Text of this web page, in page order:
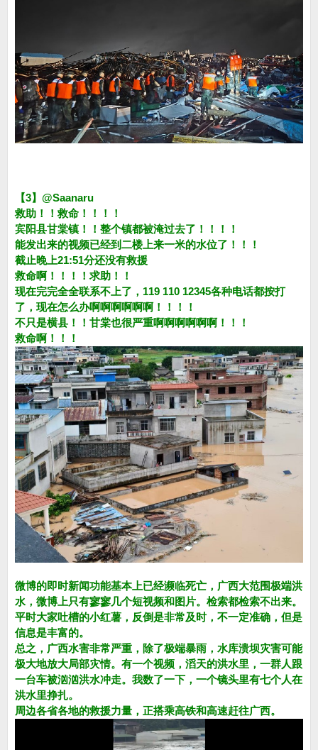
【3】@Saanaru
救助！！救命！！！！
宾阳县甘棠镇！！整个镇都被淹过去了！！！！
能发出来的视频已经到二楼上来一米的水位了！！！
截止晚上21:51分还没有救援
救命啊！！！！求助！！
现在完完全全联系不上了，119 110 12345各种电话都按打
了，现在怎么办啊啊啊啊啊啊！！！！
不只是横县！！甘棠也很严重啊啊啊啊啊啊！！！
救命啊！！！
微博的即时新闻功能基本上已经濒临死亡，广西大范围极端洪
水，微博上只有寥寥几个短视频和图片。检索都检索不出来。
平时大家吐槽的小红薯，反倒是非常及时，不一定准确，但是
信息是丰富的。
总之，广西水害非常严重，除了极端暴雨，水库溃坝灾害可能
极大地放大局部灾情。有一个视频，滔天的洪水里，一群人跟
一台车被汹汹洪水冲走。我数了一下，一个镜头里有七个人在
洪水里挣扎。
周边各省各地的救援力量，正搭乘高铁和高速赶往广西。